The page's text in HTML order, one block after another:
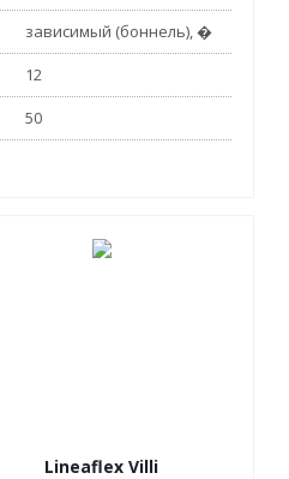
зависимый (боннель), �
12
50
Lineaflex Villi